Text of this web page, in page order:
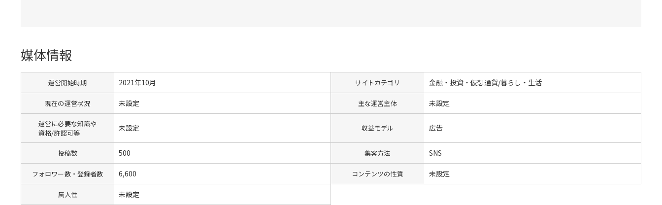
媒体情報
運営開始時期 2021年10月 サイトカテゴリ 金融・投資・仮想通貨/暮らし・生活
現在の運営状況 未設定 主な運営主体 未設定
運営に必要な知識や
資格/許認可等
未設定 収益モデル 広告
投稿数 500 集客方法 SNS
フォロワー数・登録者数 6,600 コンテンツの性質 未設定
属人性 未設定